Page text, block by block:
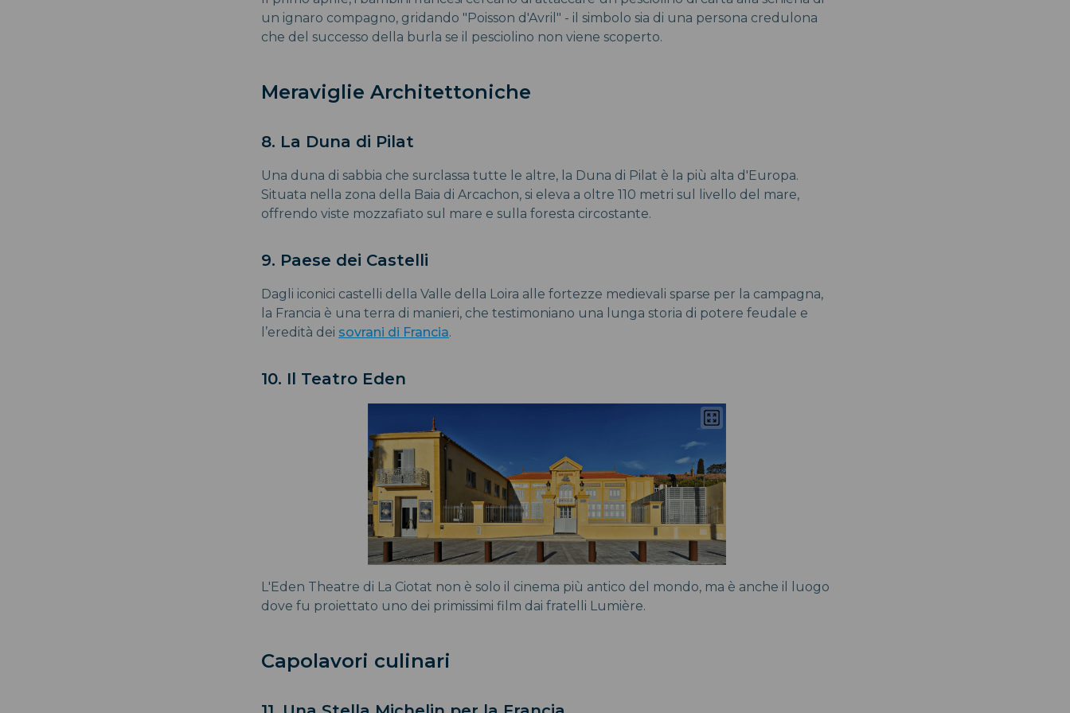
un ignaro compagno, gridando "Poisson d'Avril" - il simbolo sia di una persona credulona
che del successo della burla se il pesciolino non viene scoperto.
Meraviglie Architettoniche
8. La Duna di Pilat
Una duna di sabbia che surclassa tutte le altre, la Duna di Pilat è la più alta d'Europa.
Situata nella zona della Baia di Arcachon, si eleva a oltre 110 metri sul livello del mare,
offrendo viste mozzafiato sul mare e sulla foresta circostante.
9. Paese dei Castelli
Dagli iconici castelli della Valle della Loira alle fortezze medievali sparse per la campagna,
la Francia è una terra di manieri, che testimoniano una lunga storia di potere feudale e
l’eredità dei sovrani di Francia.
10. Il Teatro Eden
L'Eden Theatre di La Ciotat non è solo il cinema più antico del mondo, ma è anche il luogo
dove fu proiettato uno dei primissimi film dai fratelli Lumière.
Capolavori culinari